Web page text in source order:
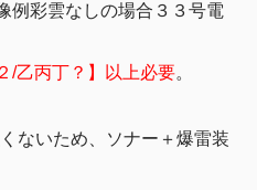
例彩雲なしの場合３３号電
/乙丙丁？】以上必要。
ないため、ソナー＋爆雷装